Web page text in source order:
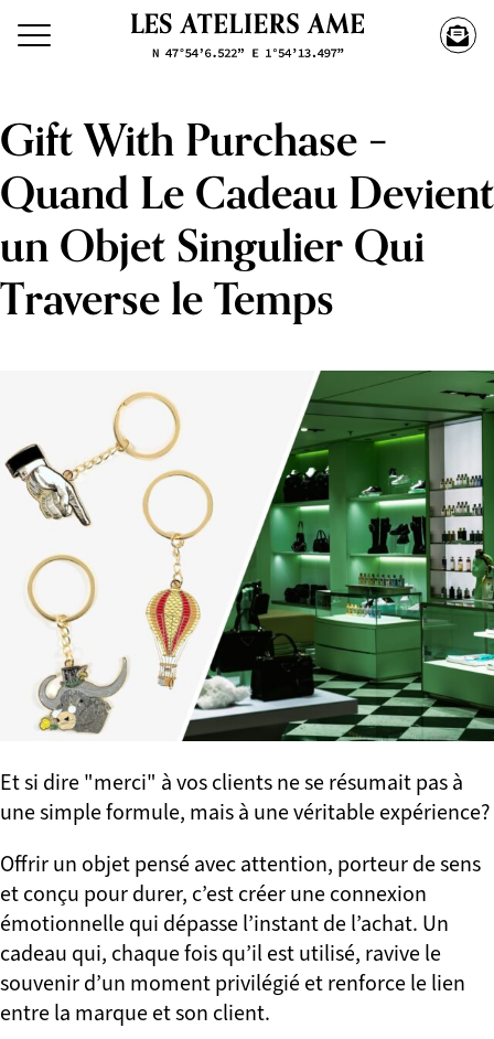
Gift With Purchase –
Quand Le Cadeau Devient
un Objet Singulier Qui
Traverse le Temps
Et si dire "merci" à vos clients ne se résumait pas à
une simple formule, mais à une véritable expérience?
Offrir un objet pensé avec attention, porteur de sens
et conçu pour durer, c’est créer une connexion
émotionnelle qui dépasse l’instant de l’achat. Un
cadeau qui, chaque fois qu’il est utilisé, ravive le
souvenir d’un moment privilégié et renforce le lien
entre la marque et son client.